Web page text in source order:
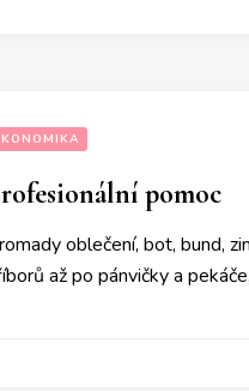
pomoc
oblečení, bot, bund,
až po pánvičky a